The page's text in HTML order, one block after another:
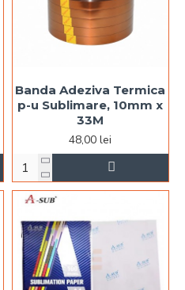
Banda Adeziva Termica
p-u Sublimare, 10mm x
33M
48,00 lei